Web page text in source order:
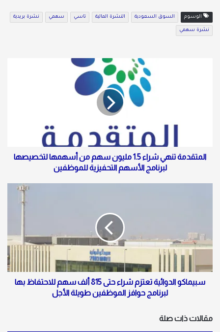
الوسوم السوق السعودية النشرة المالية تاسي سهمي نشرة بريدية
نشرة سهمي
المتقدمة تنهي شراء 1.5 مليون سهم من أسهمها لتخصيصها
لبرنامج الأسهم التحفيزية للموظفين
سبيماكو الدوائية تعتزم شراء حتى 815 ألف سهم للاحتفاظ بها
لبرنامج حوافز الموظفين طويلة الأجل
مقالات ذات صلة